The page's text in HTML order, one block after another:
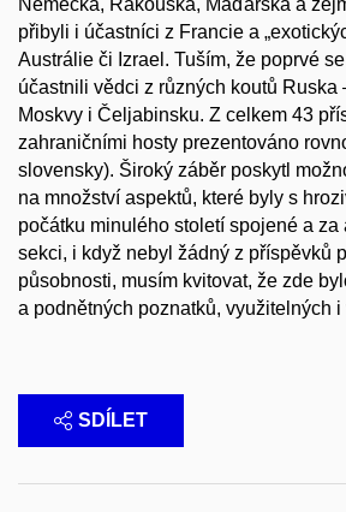
přibyli i účastníci z Francie a
Austrálie či Izrael. Tuším, že poprvé
účastnili vědci z různých koutů Ruska
Moskvy i Čeljabinsku. Z celkem 43
zahraničními hosty prezentováno
slovensky). Široký záběr poskytl
na množství aspektů, které byly s
počátku minulého století spojené a za
sekci, i když nebyl žádný z příspěvků
působnosti, musím kvitovat, že zde
a podnětných poznatků, využitelných
SDÍLET